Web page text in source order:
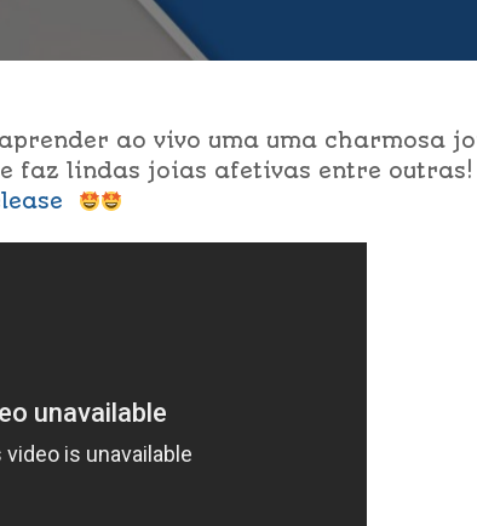
ao vivo uma uma charmosa
faz lindas joias afetivas entre outras!